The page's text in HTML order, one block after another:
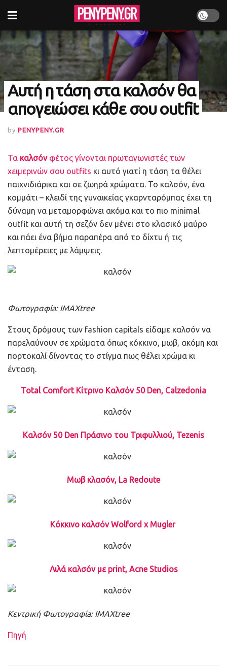
Αυτή η τάση στα καλσόν θα
απογειώσει κάθε σου outfit
by PENYPENY.GR
Τα καλσόνφέτος γίνονται πρωταγωνιστές των
χειμερινών σου outfits κι αυτό γιατί η τάση τα θέλει
παιχνιδιάρικα και σε ζωηρά χρώματα. Το καλσόν, ένα
κομμάτι – κλειδί της γυναικείας γκαρνταρόμπας έχει τη
δύναμη να μεταμορφώνει ακόμα και το πιο minimal
outfit και αυτή τη σεζόν δεν μένει στο κλασικό μαύρο
και πάει ένα βήμα παραπέρα από το δίχτυ ή τις
λεπτομέρειες με λάμψεις.
Φωτογραφίa: IMAXtree
Στους δρόμους των fashion capitals είδαμε καλσόν να
παρελαύνουν σε χρώματα όπως κόκκινο, μωβ, ακόμη και
πορτοκαλί δίνοντας το στίγμα πως θέλει χρώμα κι
ένταση.
Total Comfort Κίτρινο Καλσόν 50 Den, Calzedonia
Καλσόν 50 Den Πράσινο του Τριφυλλιού, Tezenis
Μωβ κλασόν, La Redoute
Κόκκινο καλσόν Wolford x Mugler
Λιλά καλσόν με print, Acne Studios
Κεντρική Φωτογραφίa: IMAXtree
Πηγή